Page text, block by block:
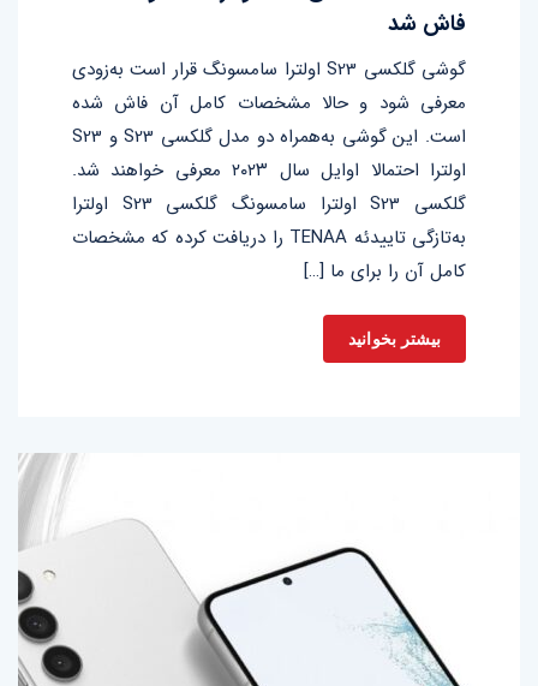
فاش شد
گوشی گلکسی S23 اولترا سامسونگ قرار است به‌زودی
معرفی شود و حالا مشخصات کامل آن فاش شده
است. این گوشی به‌همراه دو مدل گلکسی S23 و S23
اولترا احتمالا اوایل سال ۲۰۲۳ معرفی خواهند شد.
گلکسی S23 اولترا سامسونگ گلکسی S23 اولترا
به‌تازگی تاییدئه TENAA را دریافت کرده که مشخصات
کامل آن را برای ما […]
بیشتر بخوانید